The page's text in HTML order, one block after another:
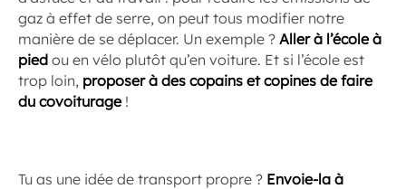
gaz à effet de serre, on peut tous modifier notre
manière de se déplacer. Un exemple ? Aller à l’école à
pied ou en vélo plutôt qu’en voiture. Et si l’école est
trop loin, proposer à des copains et copines de faire
du covoiturage!
Tu as une idée de transport propre ? Envoie-la à